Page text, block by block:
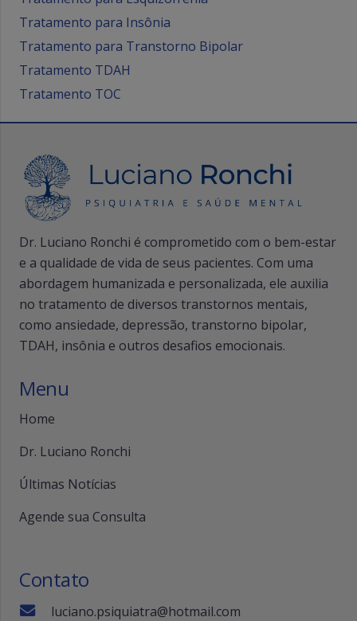
Tratamento para Insônia
Tratamento para Transtorno Bipolar
Tratamento TDAH
Tratamento TOC
Dr. Luciano Ronchi é comprometido com o bem-estar
e a qualidade de vida de seus pacientes. Com uma
abordagem humanizada e personalizada, ele auxilia
no tratamento de diversos transtornos mentais,
como ansiedade, depressão, transtorno bipolar,
TDAH, insônia e outros desafios emocionais.
Menu
Home
Dr. Luciano Ronchi
Últimas Notícias
Agende sua Consulta
Contato
luciano.psiquiatra@hotmail.com